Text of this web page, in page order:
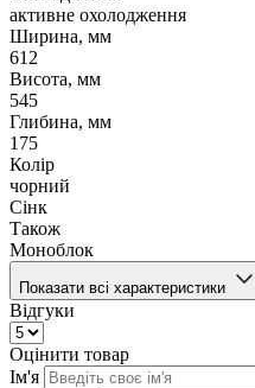
активне охолодження
Ширина, мм
612
Висота, мм
545
Глибина, мм
175
Колір
чорний
Сінк
Також
Моноблок
Показати всі характеристики
Відгуки
Оцінити товар
Ім'я